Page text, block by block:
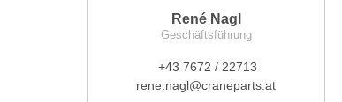
René Nagl
Geschäftsführung
+43 7672 / 22713
rene.nagl@craneparts.at